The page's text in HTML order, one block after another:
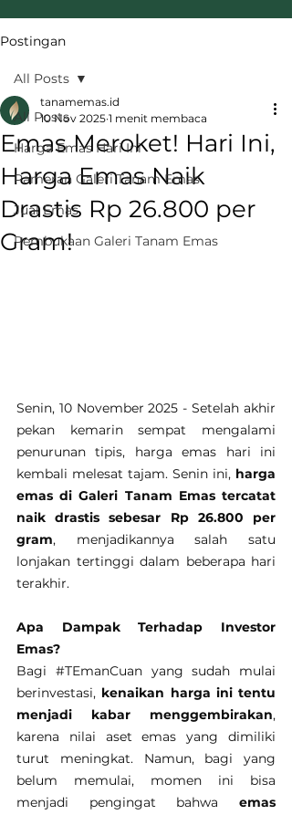
Postingan
All Posts
Harga Emas Hari Ini
Pameran Galeri Tanam Emas
Jual Emas
Pembukaan Galeri Tanam Emas
All Posts
Emas Meroket! Hari Ini,
Harga Emas Naik
Drastis Rp 26.800 per
Gram!
tanamemas.id
10 Nov 2025 1 menit membaca
Senin, 10 November 2025 - Setelah akhir
pekan kemarin sempat mengalami
penurunan tipis, harga emas hari ini
kembali melesat tajam. Senin ini, harga
emas di Galeri Tanam Emas tercatat
naik drastis sebesar Rp 26.800 per
gram, menjadikannya salah satu
lonjakan tertinggi dalam beberapa hari
terakhir.
Apa Dampak Terhadap Investor
Emas?
Bagi #TEmanCuan yang sudah mulai
berinvestasi, kenaikan harga ini tentu
menjadi kabar menggembirakan,
karena nilai aset emas yang dimiliki
turut meningkat. Namun, bagi yang
belum memulai, momen ini bisa
menjadi pengingat bahwa emas